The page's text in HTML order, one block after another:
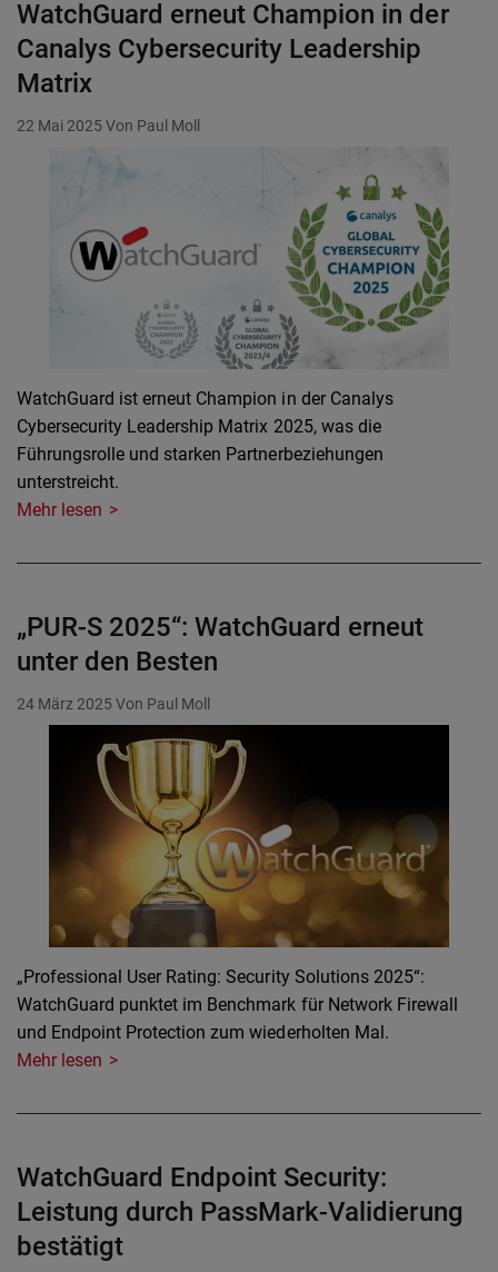
WatchGuard erneut Champion in der
Canalys Cybersecurity Leadership
Matrix
22 Mai 2025 Von Paul Moll
WatchGuard ist erneut Champion in der Canalys
Cybersecurity Leadership Matrix 2025, was die
Führungsrolle und starken Partnerbeziehungen
unterstreicht.
Mehr lesen
„PUR-S 2025“: WatchGuard erneut
unter den Besten
24 März 2025 Von Paul Moll
„Professional User Rating: Security Solutions 2025“:
WatchGuard punktet im Benchmark für Network Firewall
und Endpoint Protection zum wiederholten Mal.
Mehr lesen
WatchGuard Endpoint Security:
Leistung durch PassMark-Validierung
bestätigt